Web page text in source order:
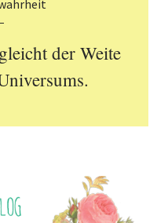
der Weite